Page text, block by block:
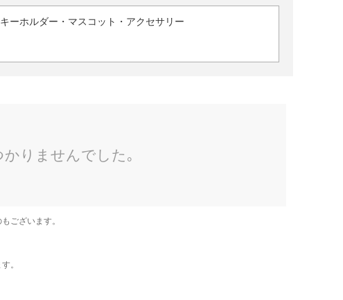
キーホルダー・マスコット・アクセサリー